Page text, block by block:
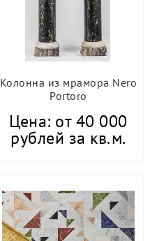
Колонна из мрамора Nero
Portoro
Цена: от 40 000
рублей за кв.м.